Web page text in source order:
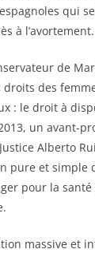
qui
à l’avortement.
de
des
: le droit à
un avant-
Alberto
pure et simple
pour la
massive et